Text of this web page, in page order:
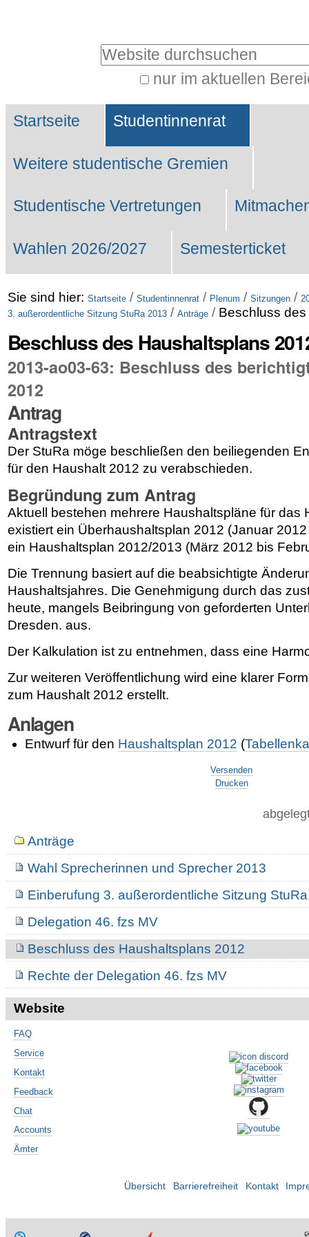
Website durchsuchen
nur im aktuellen
Suche…
Sektionen
Startseite Studentinnenrat
Weitere studentische Gremien
Studentische Vertretungen
Wahlen 2026/2027 Semesterticket
Sie sind hier: Startseite / Studentinnenrat / Plenum / Sitzungen /
3. außerordentliche Sitzung StuRa 2013 / Anträge / Beschluss
Beschluss des Haushaltsplans
2013-ao03-63: Beschluss des
2012
Antrag
Antragstext
Der StuRa möge beschließen den beiliegenden
für den Haushalt 2012 zu verabschieden.
Begründung zum Antrag
Aktuell bestehen mehrere Haushaltspläne für das
existiert ein Überhaushaltsplan 2012 (Januar
ein Haushaltsplan 2012/2013 (März 2012 bis
Die Trennung basiert auf die beabsichtigte
Haushaltsjahres. Die Genehmigung durch das
heute, mangels Beibringung von geforderten
Dresden. aus.
Der Kalkulation ist zu entnehmen, dass eine
Zur weiteren Veröffentlichung wird eine klarer
zum Haushalt 2012 erstellt.
Anlagen
Entwurf für den Haushaltsplan 2012 (
Versenden
Drucken
NavigationAnträge
Wahl Sprecherinnen und Sprecher 2013
Einberufung 3. außerordentliche Sitzung
Delegation 46. fzs MV
Beschluss des Haushaltsplans 2012
Rechte der Delegation 46. fzs MV
Website
FAQ
Service
Kontakt
Feedback
Chat
Accounts
Ämter
Übersicht Barrierefreiheit Kontakt